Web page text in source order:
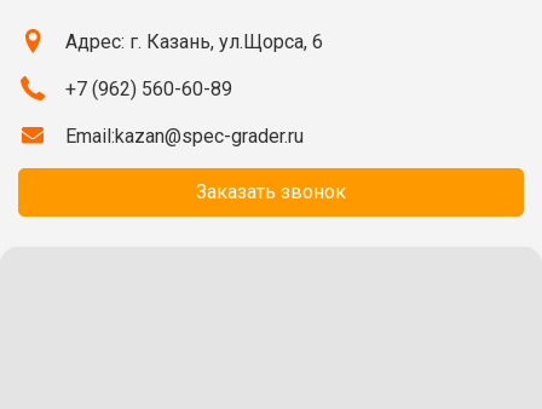
Адрес: г. Казань, ул.Щорса, 6
+7 (962) 560-60-89
Email:kazan@spec-grader.ru
Заказать звонок